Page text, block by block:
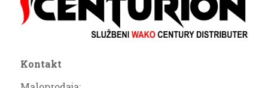
Kontakt